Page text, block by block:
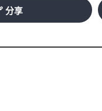
平方米及以下为
实际操作中，如果
一半。
留证据，就忽视
分享